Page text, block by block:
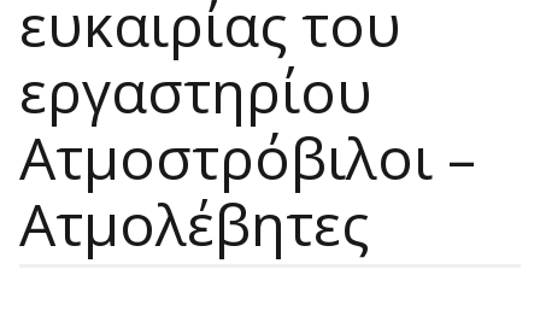
ευκαιρίας του
εργαστηρίου
Ατμοστρόβιλοι –
Ατμολέβητες